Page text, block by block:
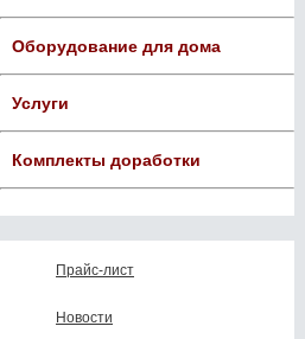
Оборудование для дома
Услуги
Комплекты доработки
Прайс-лист
Новости